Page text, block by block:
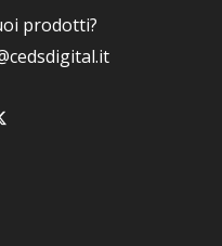
prodotti?